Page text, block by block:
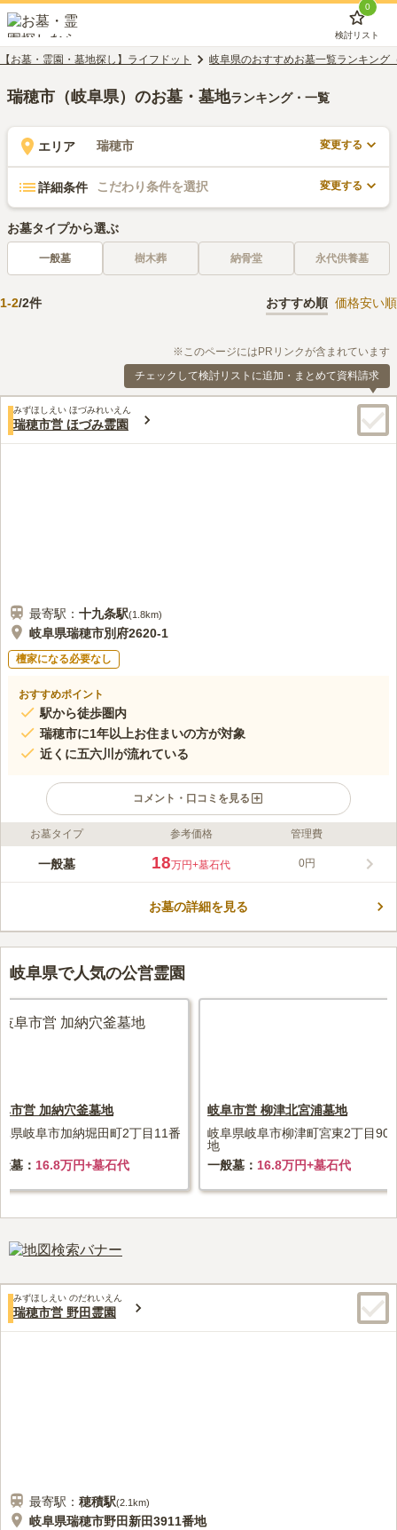
0
検討リスト
【お墓・霊園・墓地探し】ライフドット 岐阜県のおすすめお墓一覧ランキング
瑞穂市（岐阜県）のお墓・墓地ランキング・一覧
エリア 瑞穂市 変更する
詳細条件 こだわり条件を選択 変更する
お墓タイプから選ぶ
一般墓 樹木葬 納骨堂 永代供養墓
1-2/2件 おすすめ順 価格安い順
※このページにはPRリンクが含まれています
チェックして検討リストに追加・まとめて資料請求
みずほしえい ほづみれいえん
瑞穂市営 ほづみ霊園
最寄駅： 十九条駅(1.8km)
岐阜県瑞穂市別府2620-1
檀家になる必要なし
おすすめポイント
駅から徒歩圏内
瑞穂市に1年以上お住まいの方が対象
近くに五六川が流れている
コメント・口コミを見る
ライフドット編集部のコメント
瑞穂市が管理する全区画南向きで陽当たり抜群の公営霊園です。
建立することを目的とし、親族の遺骨が手元にある方は利用でき
口コミ評価
この霊園はまだ誰からも評価されていません。
お墓タイプ 参考価格 管理費
一般墓 18万円+墓石代 0円
お墓の詳細を見る
岐阜県で人気の公営霊園
市営 加納穴釜墓地
県岐阜市加納堀田町2丁目11番
墓
16.8万円+墓石代
岐阜市営 柳津北宮浦墓地
岐阜県岐阜市柳津町宮東2丁目90
地
一般墓
16.8万円+墓石代
みずほしえい のだれいえん
瑞穂市営 野田霊園
最寄駅： 穂積駅(2.1km)
岐阜県瑞穂市野田新田3911番地